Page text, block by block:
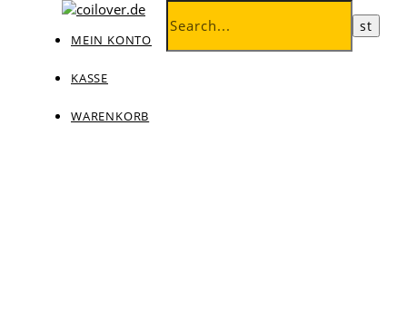
MEIN KONTO
KASSE
WARENKORB